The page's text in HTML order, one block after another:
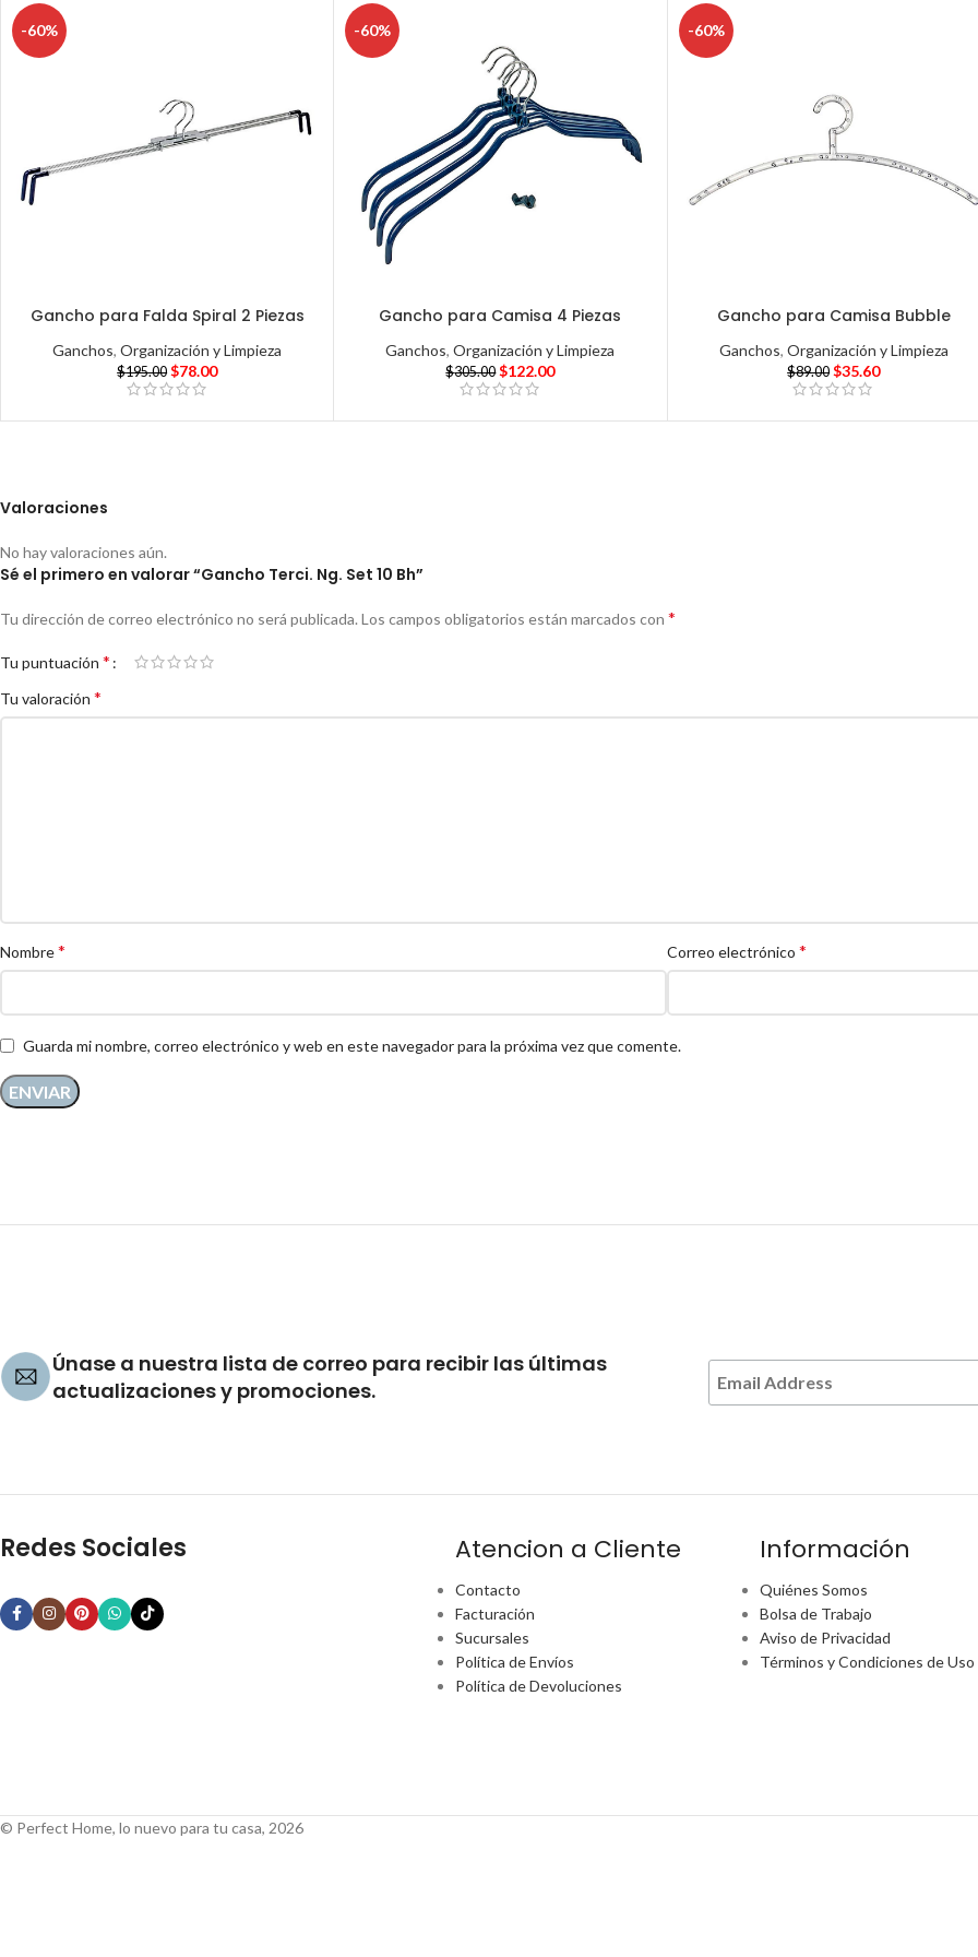
-60%
Gancho para Falda Spiral 2 Piezas
Ganchos,Organización y Limpieza
$195.00 $78.00
-60%
Gancho para Camisa 4 Piezas
Ganchos,Organización y Limpieza
$305.00 $122.00
-60%
Gancho para Camisa Bubble
Ganchos, Organización y Limpieza
$89.00 $35.60
Valoraciones
No hay valoraciones aún.
Sé el primero en valorar “Gancho Terci. Ng. Set 10 Bh”
Tu dirección de correo electrónico no será publicada.Los campos obligatorios están marcados con *
Tu puntuación *
Tu valoración *
Nombre* Correo electrónico *
Guarda mi nombre, correo electrónico y web en este navegador para la próxima vez que comente.
Únase a nuestra lista de correo para recibir las últimas
actualizaciones y promociones.
Redes Sociales Atencion a Cliente
Contacto
Facturación
Sucursales
Política de Envíos
Política de Devoluciones
Información
Quiénes Somos
Bolsa de Trabajo
Aviso de Privacidad
Términos y Condiciones de Uso
© Perfect Home, lo nuevo para tu casa, 2026